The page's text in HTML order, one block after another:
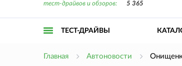
тест-драйвов и обзоров:
5 365
ТЕСТ-ДРАЙВЫ
Главная Автоновости